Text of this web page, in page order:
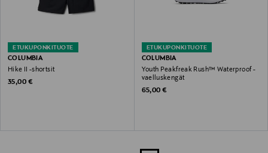
ETUKUPONKITUOTE
COLUMBIA
Hike II -shortsit
Original Price
35,00 €
ETUKUPONKITUOTE
COLUMBIA
Youth Peakfreak Rush™ Waterproof -
vaelluskengät
Original Price
65,00 €